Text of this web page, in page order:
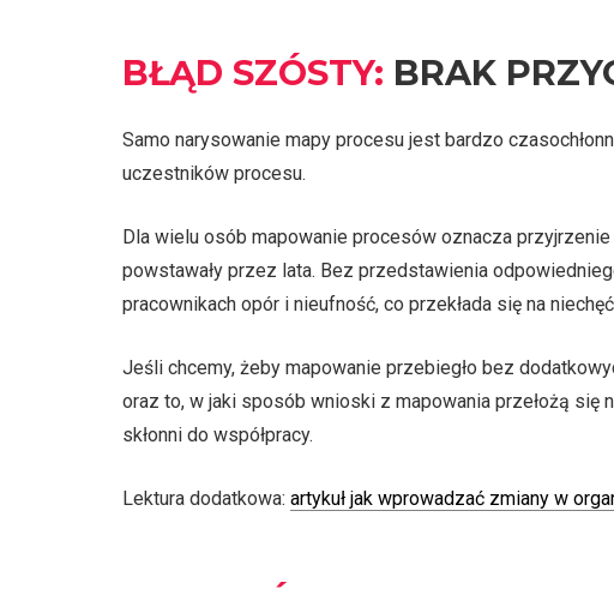
BŁĄD SZÓSTY: BRAK
Samo narysowanie mapy procesu jest bardzo
uczestników procesu.
Dla wielu osób mapowanie procesów oznacza
powstawały przez lata. Bez przedstawienia
pracownikach opór i nieufność, co przekłada się na
Jeśli chcemy, żeby mapowanie przebiegło bez
oraz to, w jaki sposób wnioski z mapowania przełożą
skłonni do współpracy.
Lektura dodatkowa: artykuł jak wprowadzać zmiany w